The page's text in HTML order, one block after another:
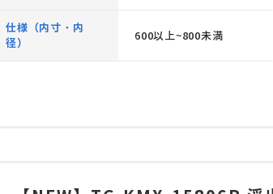
仕様（内寸・内
径）
600以上~800未満